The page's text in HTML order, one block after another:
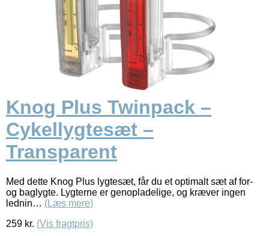
Knog Plus Twinpack –
Cykellygtesæt –
Transparent
Med dette Knog Plus lygtesæt, får du et optimalt sæt af for-
og baglygte. Lygterne er genopladelige, og kræver ingen
lednin… (Læs mere)
259 kr. (Vis fragtpris)